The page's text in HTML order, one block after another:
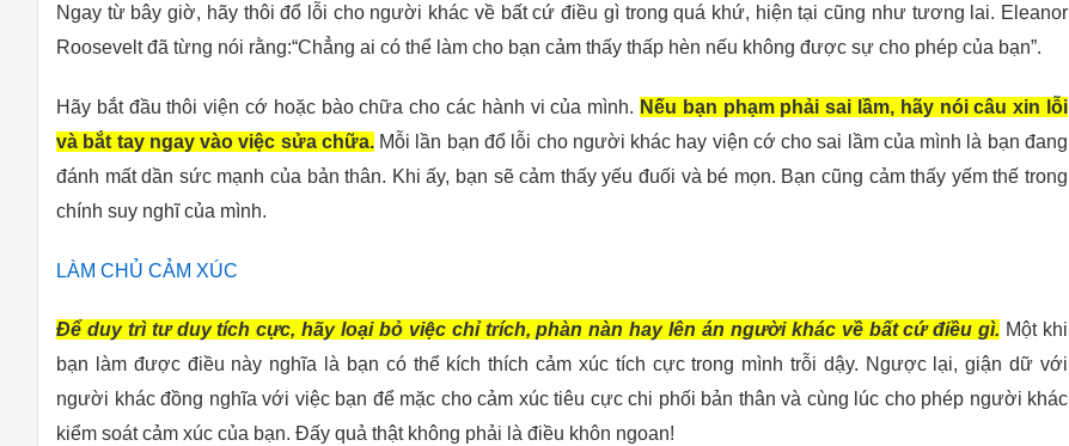
Ngay từ bây giờ, hãy thôi đổ lỗi cho người khác về bất cứ điều gì trong quá khứ, hiện tại cũng như tương lai. Eleanor
Roosevelt đã từng nói rằng:“Chẳng ai có thể làm cho bạn cảm thấy thấp hèn nếu không được sự cho phép của bạn”.
Hãy bắt đầu thôi viện cớ hoặc bào chữa cho các hành vi của mình. Nếu bạn phạm phải sai lầm, hãy nói câu xin lỗi
và bắt tay ngay vào việc sửa chữa.Mỗi lần bạn đổ lỗi cho người khác hay viện cớ cho sai lầm của mình là bạn đang
đánh mất dần sức mạnh của bản thân. Khi ấy, bạn sẽ cảm thấy yếu đuối và bé mọn. Bạn cũng cảm thấy yếm thế trong
chính suy nghĩ của mình.
LÀM CHỦ CẢM XÚC
Để duy trì tư duy tích cực, hãy loại bỏ việc chỉ trích, phàn nàn hay lên án người khác về bất cứ điều gì. Một khi
bạn làm được điều này nghĩa là bạn có thể kích thích cảm xúc tích cực trong mình trỗi dậy. Ngược lại, giận dữ với
người khác đồng nghĩa với việc bạn để mặc cho cảm xúc tiêu cực chi phối bản thân và cùng lúc cho phép người khác
kiểm soát cảm xúc của bạn. Đấy quả thật không phải là điều khôn ngoan!